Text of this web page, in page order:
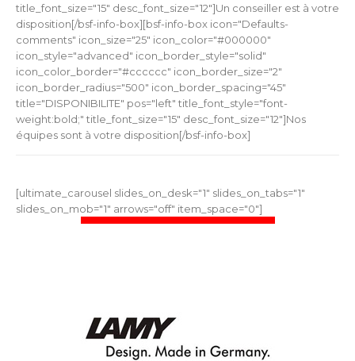
title_font_size="15" desc_font_size="12"]Un conseiller est à votre
disposition[/bsf-info-box][bsf-info-box icon="Defaults-
comments" icon_size="25" icon_color="#000000"
icon_style="advanced" icon_border_style="solid"
icon_color_border="#cccccc" icon_border_size="2"
icon_border_radius="500" icon_border_spacing="45"
title="DISPONIBILITE" pos="left" title_font_style="font-
weight:bold;" title_font_size="15" desc_font_size="12"]Nos
équipes sont à votre disposition[/bsf-info-box]
[ultimate_carousel slides_on_desk="1" slides_on_tabs="1"
slides_on_mob="1" arrows="off" item_space="0"]